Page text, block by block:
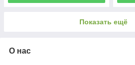
Показать ещё
О нас